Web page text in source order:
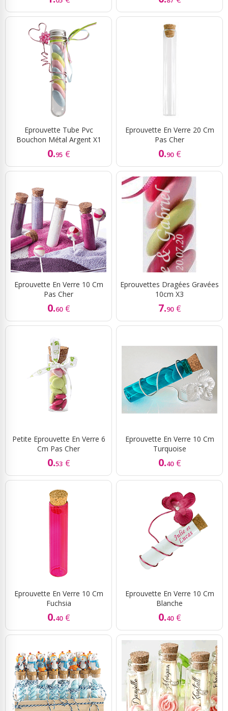
Eprouvette Tube Pvc
Bouchon Métal Argent X1
0.95 €
Eprouvette En Verre 20 Cm
Pas Cher
0.90 €
Eprouvette En Verre 10 Cm
Pas Cher
0.60 €
Eprouvettes Dragées Gravées
10cm X3
7.90 €
Petite Eprouvette En Verre 6
Cm Pas Cher
0.53 €
Eprouvette En Verre 10 Cm
Turquoise
0.40 €
Eprouvette En Verre 10 Cm
Fuchsia
0.40 €
Eprouvette En Verre 10 Cm
Blanche
0.40 €